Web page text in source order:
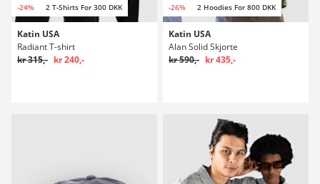
-24% 2 T-Shirts For 300 DKK
Katin USA
Radiant T-shirt
kr 315,- kr 240,-
-26% 2 Hoodies For 800 DKK
Katin USA
Alan Solid Skjorte
kr 590,- kr 435,-